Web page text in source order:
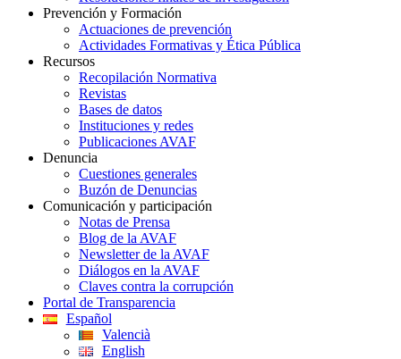
Prevención y Formación
Actuaciones de prevención
Actividades Formativas y Ética Pública
Recursos
Recopilación Normativa
Revistas
Bases de datos
Instituciones y redes
Publicaciones AVAF
Denuncia
Cuestiones generales
Buzón de Denuncias
Comunicación y participación
Notas de Prensa
Blog de la AVAF
Newsletter de la AVAF
Diálogos en la AVAF
Claves contra la corrupción
Portal de Transparencia
Español
Valencià
English